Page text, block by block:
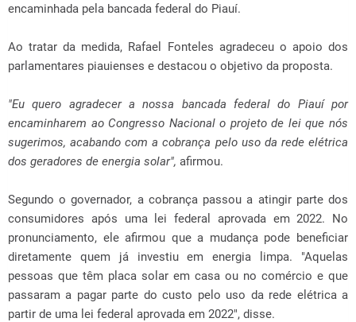
encaminhada pela bancada federal do Piauí.
Ao tratar da medida, Rafael Fonteles agradeceu o apoio dos
parlamentares piauienses e destacou o objetivo da proposta.
"Eu quero agradecer a nossa bancada federal do Piauí por
encaminharem ao Congresso Nacional o projeto de lei que nós
sugerimos, acabando com a cobrança pelo uso da rede elétrica
dos geradores de energia solar", afirmou.
Segundo o governador, a cobrança passou a atingir parte dos
consumidores após uma lei federal aprovada em 2022. No
pronunciamento, ele afirmou que a mudança pode beneficiar
diretamente quem já investiu em energia limpa. "Aquelas
pessoas que têm placa solar em casa ou no comércio e que
passaram a pagar parte do custo pelo uso da rede elétrica a
partir de uma lei federal aprovada em 2022", disse.